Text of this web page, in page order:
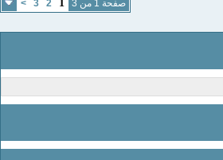
صفحة 1 من 3 1
2
3
>